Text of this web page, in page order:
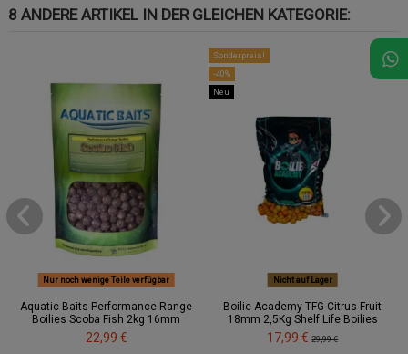
8 ANDERE ARTIKEL IN DER GLEICHEN KATEGORIE:
Nur noch wenige Teile verfügbar
Aquatic Baits Performance Range
Boilies Scoba Fish 2kg 16mm
22,99 €
Sonderpreis!
-40%
Neu
Nicht auf Lager
Boilie Academy TFG Citrus Fruit
18mm 2,5Kg Shelf Life Boilies
17,99 €29,99 €